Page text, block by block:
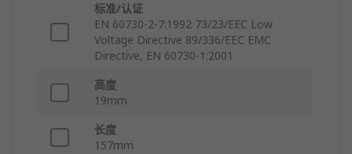
标准/认证
EN 60730-2-7:1992 73/23/EEC Low
Voltage Directive 89/336/EEC EMC
Directive, EN 60730-1:2001
高度
19mm
长度
157mm